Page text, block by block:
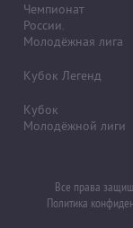
Чемпионат
России.
Молодёжная лига
Кубок Легенд
Кубок
Молодёжной лиги
Все права
Политика